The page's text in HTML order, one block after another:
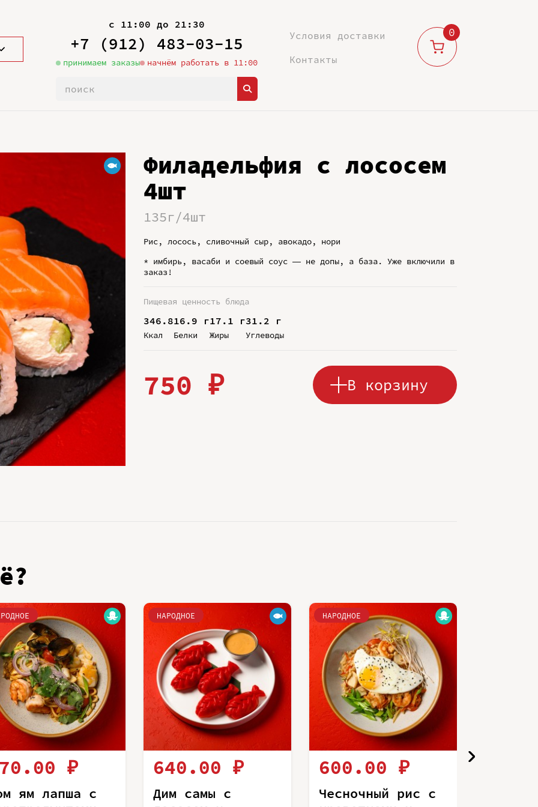
с 11:00 до 21:30
+7 (912) 483-03-15
принимаем заказы начнём работать в 11:00
Условия доставки
Контакты
0
Филадельфия с лососем
4шт
135г/4шт
Рис, лосось, сливочный сыр, авокадо, нори
* имбирь, васаби и соевый соус — не допы, а база. Уже включили в
заказ!
Пищевая ценность блюда
346.8
Ккал
16.9 г
Белки
17.1 г
Жиры
31.2 г
Углеводы
750 ₽ В корзину
₽
ям лапша с
НАРОДНОЕ
640.00 ₽
Дим самы с
НАРОДНОЕ
600.00 ₽
Чесночный рис с